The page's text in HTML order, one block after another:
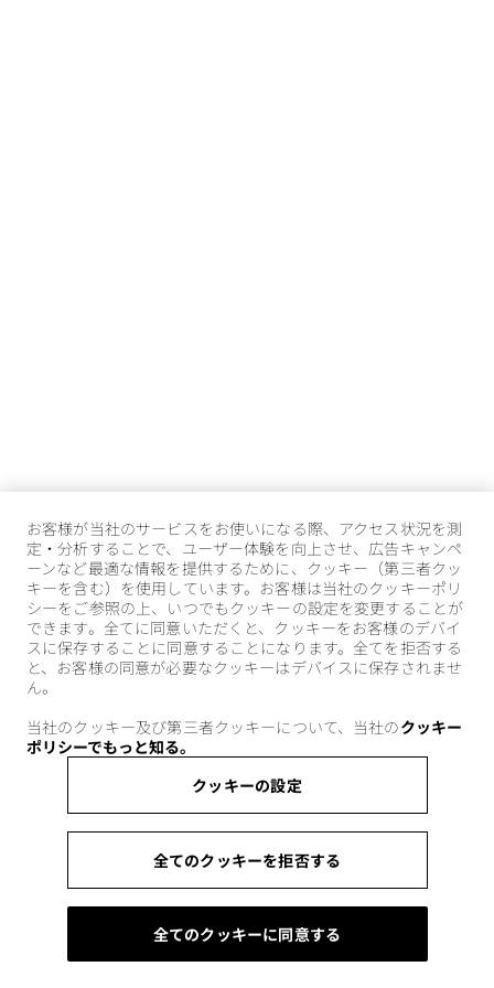
お客様が当社のサービスをお使いになる際、アクセス状況を測
定・分析することで、ユーザー体験を向上させ、広告キャンペ
ーンなど最適な情報を提供するために、クッキー（第三者クッ
キーを含む）を使用しています。お客様は当社のクッキーポリ
シーをご参照の上、いつでもクッキーの設定を変更することが
できます。全てに同意いただくと、クッキーをお客様のデバイ
スに保存することに同意することになります。全てを拒否する
と、お客様の同意が必要なクッキーはデバイスに保存されませ
ん。
当社のクッキー及び第三者クッキーについて、当社のクッキー
ポリシーでもっと知る。
クッキーの設定
全てのクッキーを拒否する
全てのクッキーに同意する